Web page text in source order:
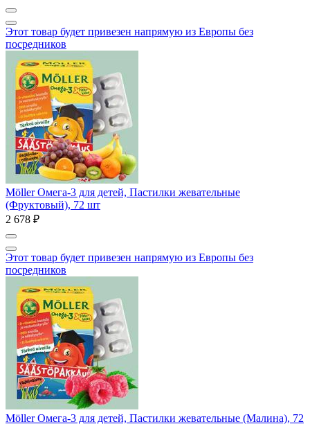
Этот товар будет привезен напрямую из Европы без
посредников
Möller Омега-3 для детей, Пастилки жевательные
(Фруктовый), 72 шт
2 678 ₽
Этот товар будет привезен напрямую из Европы без
посредников
Möller Омега-3 для детей, Пастилки жевательные (Малина), 72